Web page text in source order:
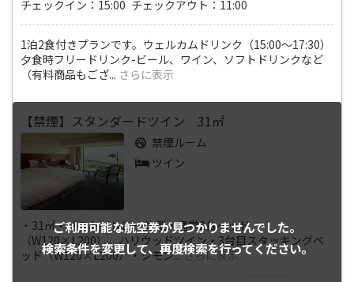
チェックイン：15:00 チェックアウト：11:00
1泊2食付きプランです。ウェルカムドリンク（15:00～17:30）
夕食時フリードリンク-ビール、ワイン、ソフトドリンクなど
（有料商品もござ... さらに表示
ご利用可能な航空券が見つかりませんでした。
検索条件を変更して、再度検索を行ってください。
【禁煙】スタンダードツイン 31㎡
禁煙ルーム
ツイン
・31㎡・バストイレは一体型・通常2台ベッド
（W120×L200）、ハリウッドツイン・3台目スタッキングベ
ッド（W120×L200）・シモン...さらに表示